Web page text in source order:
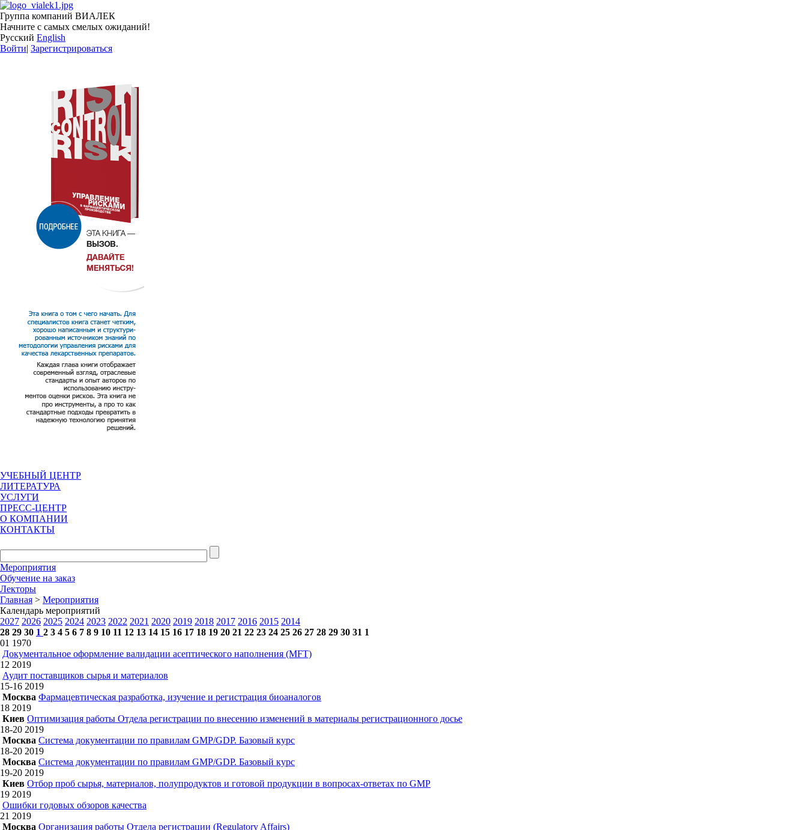
Группа компаний ВИАЛЕК
Начните с самых смелых ожиданий!
Русский English
Войти| Зарегистрироваться
УЧЕБНЫЙ ЦЕНТР
ЛИТЕРАТУРА
УСЛУГИ
ПРЕСС-ЦЕНТР
О КОМПАНИИ
КОНТАКТЫ
Мероприятия
Обучение на заказ
Лекторы
Главная > Мероприятия
Календарь мероприятий
2027 2026 2025 2024 2023 2022 2021 2020 2019 2018 2017 2016 2015 2014
28 29 30 1 2 3 4 5 6 7 8 9 10 11 12 13 14 15 16 17 18 19 20 21 22 23 24 25 26 27 28 29 30 31 1
01 1970
Документальное оформление валидации асептического наполнения (MFT)
12 2019
Аудит поставщиков сырья и материалов
15-16 2019
Москва Фармацевтическая разработка, изучение и регистрация биоаналогов
18 2019
Киев Оптимизация работы Отдела регистрации по внесению изменений в материалы регистрационного досье
18-20 2019
Москва Система документации по правилам GMP/GDP. Базовый курс
18-20 2019
Москва Система документации по правилам GMP/GDP. Базовый курс
19-20 2019
Киев Отбор проб сырья, материалов, полупродуктов и готовой продукции в вопросах-ответах по GMP
19 2019
Ошибки годовых обзоров качества
21 2019
Москва Организация работы Отдела регистрации (Regulatory Affairs)